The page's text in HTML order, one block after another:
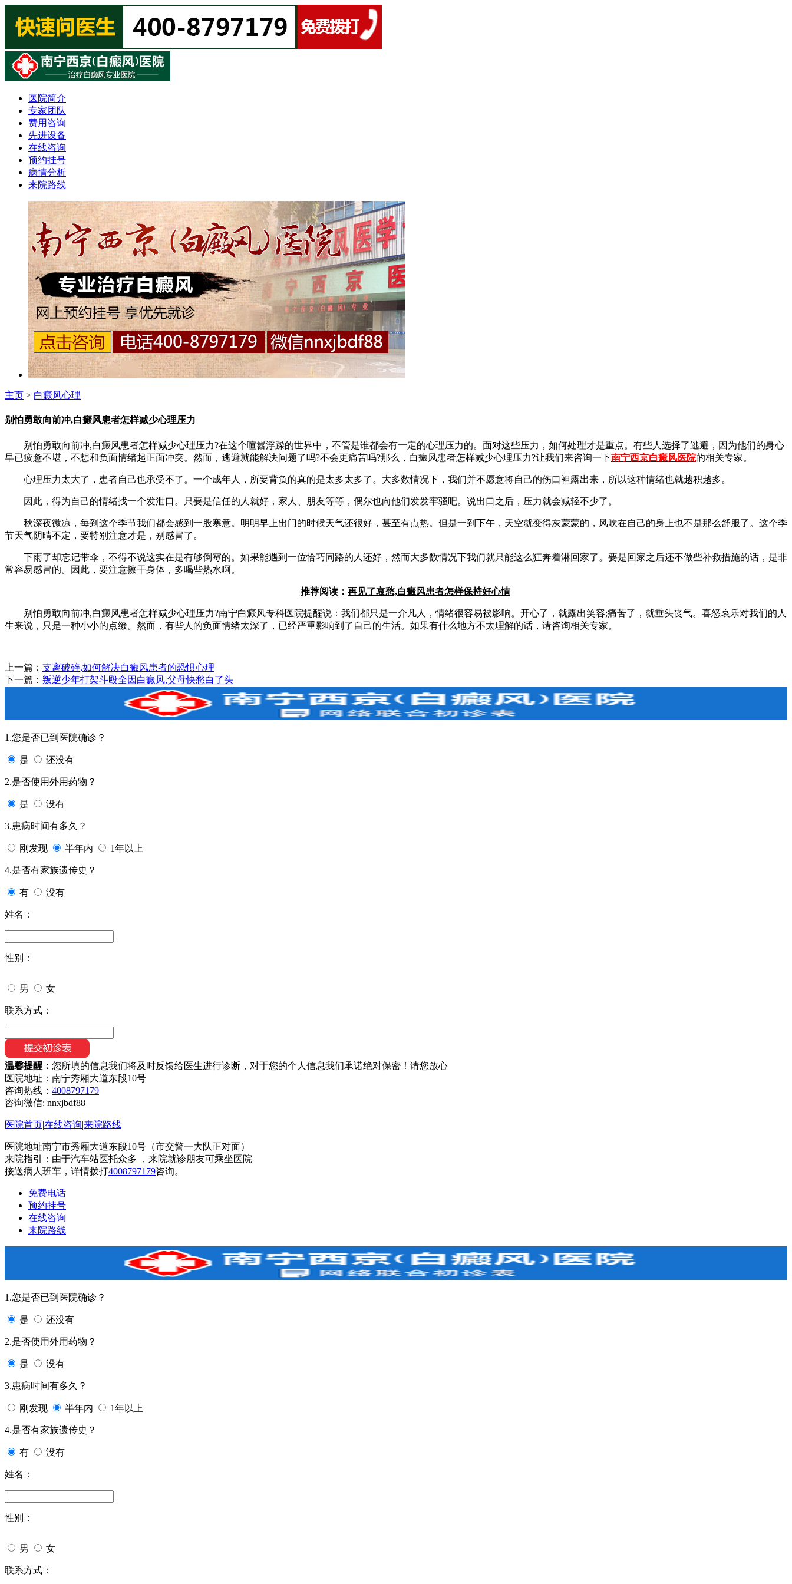
医院简介
专家团队
费用咨询
先进设备
在线咨询
预约挂号
病情分析
来院路线
主页 > 白癜风心理
别怕勇敢向前冲,白癜风患者怎样减少心理压力
别怕勇敢向前冲,白癜风患者怎样减少心理压力?在这个喧嚣浮躁的世界中，不管是谁都会有一定的心理压力的。面对这些压力，如何处理才是重点。有些人选择了逃避，因为他们的身心
早已疲惫不堪，不想和负面情绪起正面冲突。然而，逃避就能解决问题了吗?不会更痛苦吗?那么，白癜风患者怎样减少心理压力?让我们来咨询一下南宁西京白癜风医院的相关专家。
心理压力太大了，患者自己也承受不了。一个成年人，所要背负的真的是太多太多了。大多数情况下，我们并不愿意将自己的伤口袒露出来，所以这种情绪也就越积越多。
因此，得为自己的情绪找一个发泄口。只要是信任的人就好，家人、朋友等等，偶尔也向他们发发牢骚吧。说出口之后，压力就会减轻不少了。
秋深夜微凉，每到这个季节我们都会感到一股寒意。明明早上出门的时候天气还很好，甚至有点热。但是一到下午，天空就变得灰蒙蒙的，风吹在自己的身上也不是那么舒服了。这个季
节天气阴晴不定，要特别注意才是，别感冒了。
下雨了却忘记带伞，不得不说这实在是有够倒霉的。如果能遇到一位恰巧同路的人还好，然而大多数情况下我们就只能这么狂奔着淋回家了。要是回家之后还不做些补救措施的话，是非
常容易感冒的。因此，要注意擦干身体，多喝些热水啊。
推荐阅读： 再见了哀愁,白癜风患者怎样保持好心情
别怕勇敢向前冲,白癜风患者怎样减少心理压力?南宁白癜风专科医院提醒说：我们都只是一介凡人，情绪很容易被影响。开心了，就露出笑容;痛苦了，就垂头丧气。喜怒哀乐对我们的人
生来说，只是一种小小的点缀。然而，有些人的负面情绪太深了，已经严重影响到了自己的生活。如果有什么地方不太理解的话，请咨询相关专家。
上一篇： 支离破碎,如何解决白癜风患者的恐惧心理
下一篇： 叛逆少年打架斗殴全因白癜风,父母快愁白了头
1.您是否已到医院确诊？
是 还没有
2.是否使用外用药物？
是 没有
3.患病时间有多久？
刚发现 半年内 1年以上
4.是否有家族遗传史？
有 没有
姓名：
性别：
男 女
联系方式：
温馨提醒： 您所填的信息我们将及时反馈给医生进行诊断，对于您的个人信息我们承诺绝对保密！请您放心
医院地址：南宁秀厢大道东段10号
咨询热线： 4008797179
咨询微信: nnxjbdf88
医院首页|在线咨询|来院路线
医院地址南宁市秀厢大道东段10号（市交警一大队正对面）
来院指引：由于汽车站医托众多 ，来院就诊朋友可乘坐医院
接送病人班车，详情拨打4008797179咨询。
免费电话
预约挂号
在线咨询
来院路线
1.您是否已到医院确诊？
是 还没有
2.是否使用外用药物？
是 没有
3.患病时间有多久？
刚发现 半年内 1年以上
4.是否有家族遗传史？
有 没有
姓名：
性别：
男 女
联系方式：